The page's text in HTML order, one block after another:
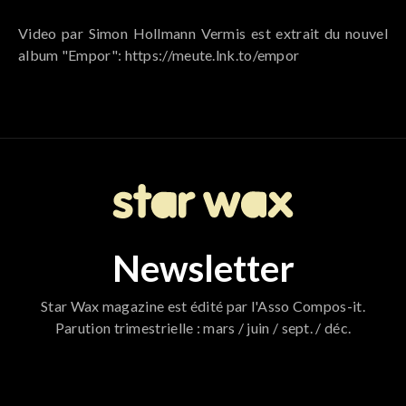
Video par Simon Hollmann Vermis est extrait du nouvel
album "Empor": https://meute.lnk.to/empor
Newsletter
Star Wax magazine est édité par l'Asso Compos-it.
Parution trimestrielle : mars / juin / sept. / déc.